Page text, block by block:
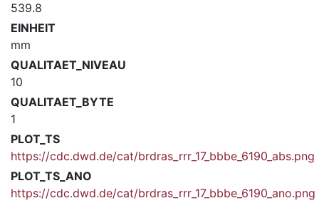
539.8
EINHEIT
mm
QUALITAET_NIVEAU
10
QUALITAET_BYTE
1
PLOT_TS
https://cdc.dwd.de/cat/brdras_rrr_17_bbbe_6190_abs.png
PLOT_TS_ANO
https://cdc.dwd.de/cat/brdras_rrr_17_bbbe_6190_ano.png